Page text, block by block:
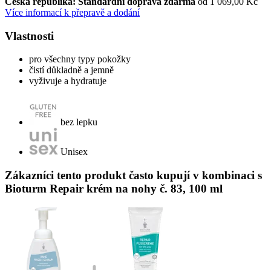
Více informací k přepravě a dodání
Vlastnosti
pro všechny typy pokožky
čistí důkladně a jemně
vyživuje a hydratuje
bez lepku
Unisex
Zákazníci tento produkt často kupují v kombinaci s
Bioturm Repair krém na nohy č. 83, 100 ml